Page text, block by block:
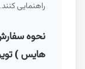
راهنمایی کنند.
نحوه سفارش
هایس )